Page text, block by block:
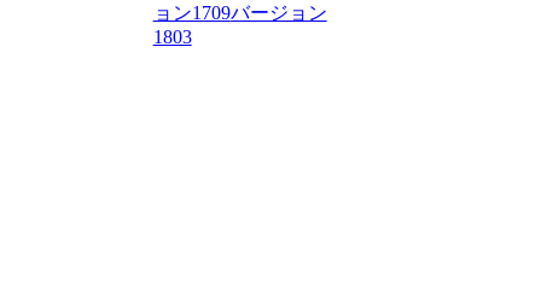
ョン1709バージョン
1803